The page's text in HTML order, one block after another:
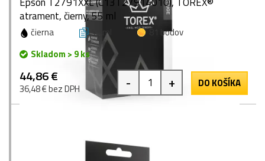
atrament, čierny, 55 ml
čierna 55 ml
81 bodov
Skladom > 9 ks
44,86 €
36,48 € bez DPH - + DO KOŠÍKA